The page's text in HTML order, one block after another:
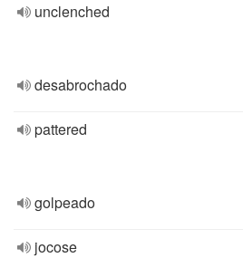
unclenched
desabrochado
pattered
golpeado
jocose